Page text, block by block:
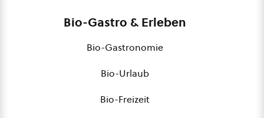
Bio-Gastro & Erleben
Bio-Gastronomie
Bio-Urlaub
Bio-Freizeit